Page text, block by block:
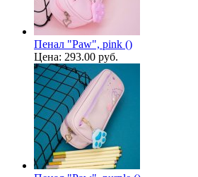
Пенал "Paw", pink ()
Цена: 293.00 руб.